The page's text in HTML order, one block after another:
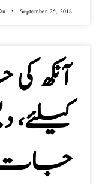
September 25, 2018
آنکھ